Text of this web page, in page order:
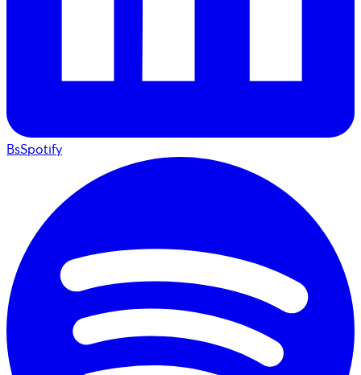
BsSpotify